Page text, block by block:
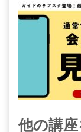
他の講